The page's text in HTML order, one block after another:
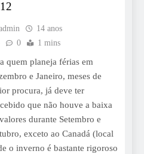
14 anos
0 1 mins
quem planeja férias em
e Janeiro, meses de
procura, já deve ter
que não houve a baixa
durante Setembro e
exceto ao Canadá (local
o inverno é bastante rigoroso